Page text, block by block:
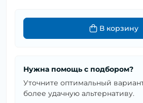
В корзину
Нужна помощь с подбором?
Уточните оптимальный
более удачную альтернативу.